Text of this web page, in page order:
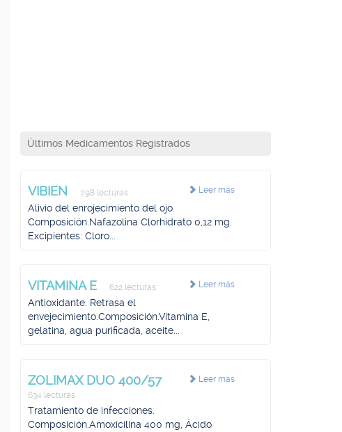
Últimos Medicamentos Registrados
Leer más
VIBIEN 798 lecturas
Alivio del enrojecimiento del ojo.
Composición.Nafazolina Clorhidrato 0,12 mg.
Excipientes: Cloro...
Leer más
VITAMINA E 622 lecturas
Antioxidante. Retrasa el
envejecimiento.Composición.Vitamina E,
gelatina, agua purificada, aceite...
Leer más
ZOLIMAX DUO 400/57
634 lecturas
Tratamiento de infecciones.
Composición.Amoxicilina 400 mg, Ácido